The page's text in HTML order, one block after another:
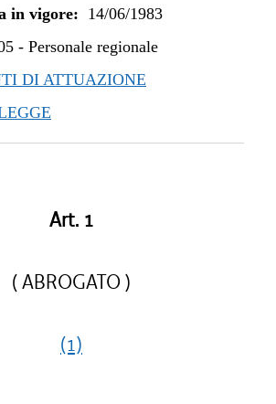
in vigore: 14/06/1983
- Personale regionale
DI ATTUAZIONE
Art. 1
( ABROGATO )
(1)